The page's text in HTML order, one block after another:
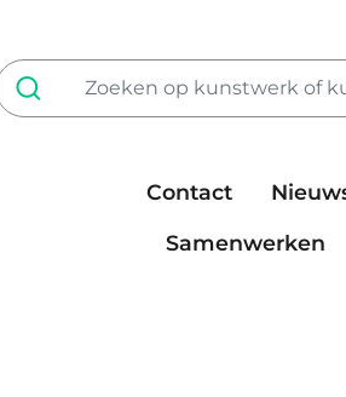
Contact
Samenwerken